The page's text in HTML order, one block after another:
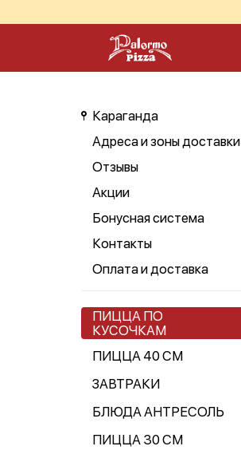
Караганда
Адреса и зоны доставки
Отзывы
Акции
Бонусная система
Контакты
Оплата и доставка
ПИЦЦА ПО
КУСОЧКАМ
ПИЦЦА 40 СМ
ЗАВТРАКИ
БЛЮДА АНТРЕСОЛЬ
ПИЦЦА 30 СМ